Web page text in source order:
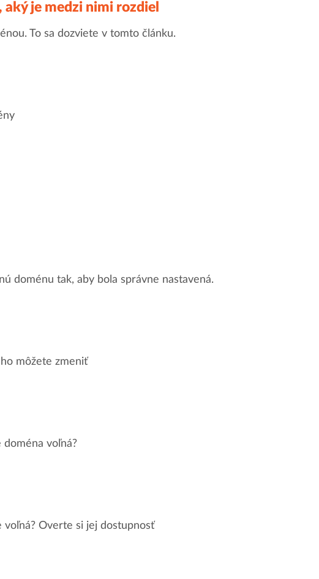
je medzi nimi rozdiel
To sa dozviete v tomto článku.
doménu tak, aby bola správne nastavená.
môžete zmeniť
voľná?
Overte si jej dostupnosť